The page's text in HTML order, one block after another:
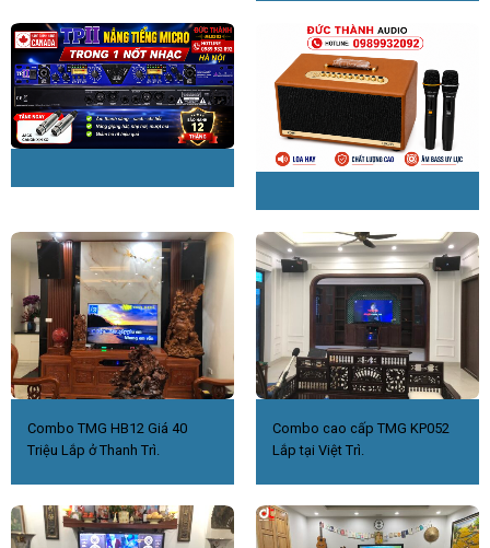
Combo TMG HB12 Giá 40
Triệu Lắp ở Thanh Trì.
Combo cao cấp TMG KP052
Lắp tại Việt Trì.